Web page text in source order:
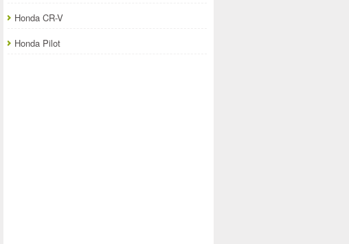
Honda CR-V
Honda Pilot